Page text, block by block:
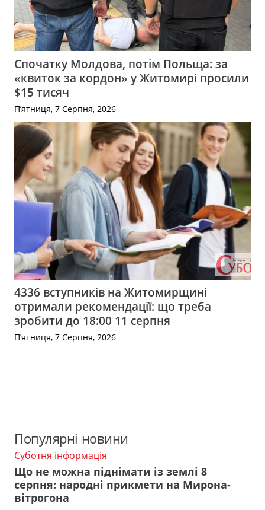
Спочатку Молдова, потім Польща: за
«квиток за кордон» у Житомирі просили
$15 тисяч
П’ятниця, 7 Серпня, 2026
4336 вступників на Житомирщині
отримали рекомендації: що треба
зробити до 18:00 11 серпня
П’ятниця, 7 Серпня, 2026
Популярні новини
Суботня інформація
Що не можна піднімати із землі 8
серпня: народні прикмети на Мирона-
вітрогона